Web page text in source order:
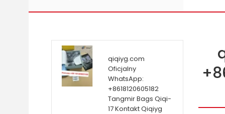
qiqiyg.com
Oficjalny
WhatsApp:
+8618120605182
Tangmir Bags Qiqi-
17 Kontakt Qiqiyg